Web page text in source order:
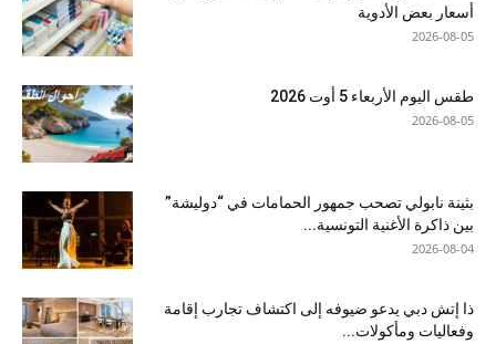
أسعار بعض الأدوية
2026-08-05
طقس اليوم الأربعاء 5 أوت 2026
2026-08-05
بثينة نابولي تصحب جمهور الحمامات في “دوليشة”
بين ذاكرة الأغنية التونسية...
2026-08-04
ذا إتش دبي يدعو ضيوفه إلى اكتشاف تجارب إقامة
وفعاليات ومأكولات...